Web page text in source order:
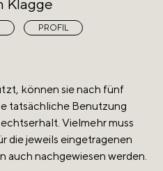
Klagge
PROFIL
können sie nach fünf
tatsächliche Benutzung
Vielmehr muss
die jeweils eingetragenen
auch nachgewiesen werden.